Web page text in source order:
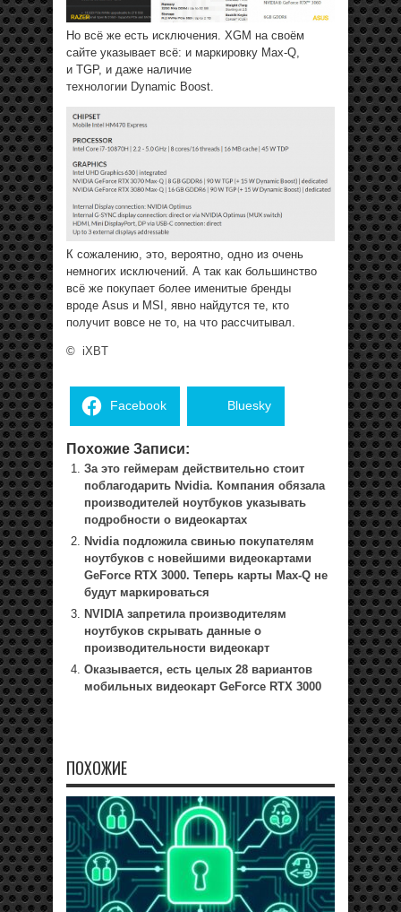
Но всё же есть исключения. XGM на своём
сайте указывает всё: и маркировку Max-Q,
и TGP, и даже наличие
технологии Dynamic Boost.
К сожалению, это, вероятно, одно из очень
немногих исключений. А так как большинство
всё же покупает более именитые бренды
вроде Asus и MSI, явно найдутся те, кто
получит вовсе не то, на что рассчитывал.
© iXBT
Facebook Bluesky
Похожие Записи:
За это геймерам действительно стоит
поблагодарить Nvidia. Компания обязала
производителей ноутбуков указывать
подробности о видеокартах
Nvidia подложила свинью покупателям
ноутбуков с новейшими видеокартами
GeForce RTX 3000. Теперь карты Max-Q не
будут маркироваться
NVIDIA запретила производителям
ноутбуков скрывать данные о
производительности видеокарт
Оказывается, есть целых 28 вариантов
мобильных видеокарт GeForce RTX 3000
ПОХОЖИЕ